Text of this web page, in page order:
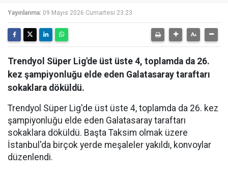
Yayınlanma: 09 Mayıs 2026 Cumartesi 23:23
Trendyol Süper Lig'de üst üste 4, toplamda da 26.
kez şampiyonluğu elde eden Galatasaray taraftarı
sokaklara döküldü.
Trendyol Süper Lig'de üst üste 4, toplamda da 26. kez
şampiyonluğu elde eden Galatasaray taraftarı
sokaklara döküldü. Başta Taksim olmak üzere
İstanbul'da birçok yerde meşaleler yakıldı, konvoylar
düzenlendi.